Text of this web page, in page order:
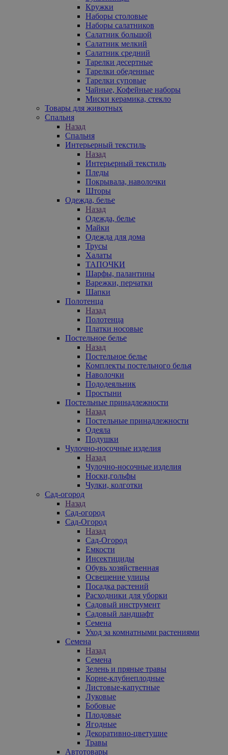
Кружки
Наборы столовые
Наборы салатников
Салатник большой
Салатник мелкий
Салатник средний
Тарелки десертные
Тарелки обеденные
Тарелки суповые
Чайные, Кофейные наборы
Миски керамика, стекло
Товары для животных
Спальня
Назад
Спальня
Интерьерный текстиль
Назад
Интерьерный текстиль
Пледы
Покрывала, наволочки
Шторы
Одежда, белье
Назад
Одежда, белье
Майки
Одежда для дома
Трусы
Халаты
ТАПОЧКИ
Шарфы, палантины
Варежки, перчатки
Шапки
Полотенца
Назад
Полотенца
Платки носовые
Постельное белье
Назад
Постельное белье
Комплекты постельного белья
Наволочки
Пододеяльник
Простыни
Постельные принадлежности
Назад
Постельные принадлежности
Одеяла
Подушки
Чулочно-носочные изделия
Назад
Чулочно-носочные изделия
Носки,гольфы
Чулки, колготки
Сад-огород
Назад
Сад-огород
Сад-Огород
Назад
Сад-Огород
Емкости
Инсектициды
Обувь хозяйственная
Освещение улицы
Посадка растений
Расходники для уборки
Садовый инструмент
Садовый ландшафт
Семена
Уход за комнатными растениями
Семена
Назад
Семена
Зелень и пряные травы
Корне-клубнеплодные
Листовые-капустные
Луковые
Бобовые
Плодовые
Ягодные
Декоративно-цветущие
Травы
Автотовары